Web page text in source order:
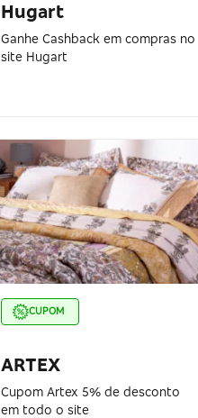
Hugart
Ganhe Cashback em compras no
site Hugart
CUPOM
ARTEX
Cupom Artex 5% de desconto
em todo o site